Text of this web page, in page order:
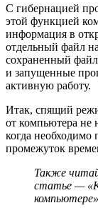
С гибернацией
этой функцией
информация в
отдельный файл
сохраненный
и запущенные
активную работу.
Итак, спящий
от компьютера не
когда необходимо
промежуток
Также
статье —